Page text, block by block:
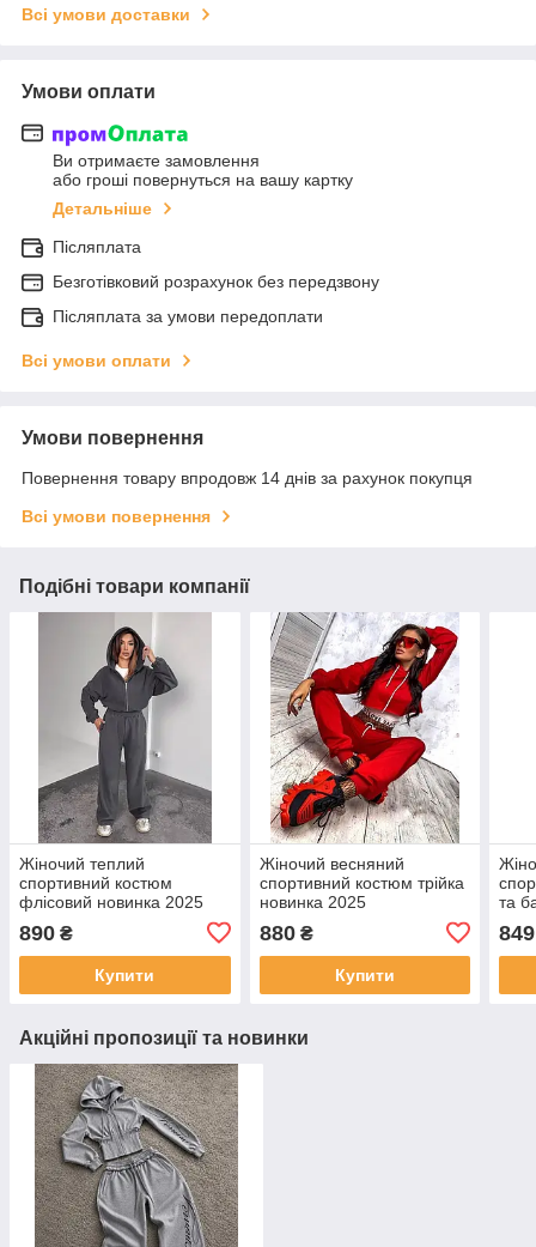
Всі умови доставки
Умови оплати
Ви отримаєте замовлення
або гроші повернуться на вашу картку
Детальніше
Післяплата
Безготівковий розрахунок без передзвону
Післяплата за умови передоплати
Всі умови оплати
Умови повернення
Повернення товару впродовж 14 днів за рахунок покупця
Всі умови повернення
Подібні товари компанії
Жіночий теплий
спортивний костюм
флісовий новинка 2025
890 ₴
Купити
Жіночий весняний
спортивний костюм трійка
новинка 2025
880₴
Купити
та
849
Акційні пропозиції та новинки